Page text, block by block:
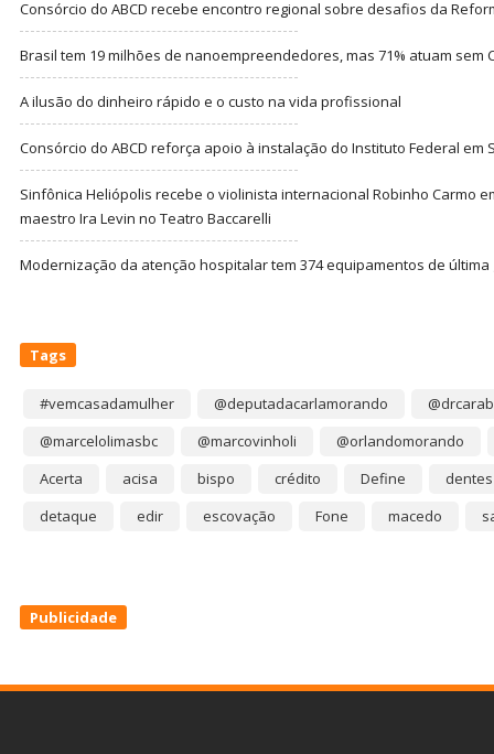
Consórcio do ABCD recebe encontro regional sobre desafios da
Brasil tem 19 milhões de nanoempreendedores, mas 71% atuam sem
A ilusão do dinheiro rápido e o custo na vida profissional
Consórcio do ABCD reforça apoio à instalação do Instituto Federal em
Sinfônica Heliópolis recebe o violinista internacional Robinho Carmo
maestro Ira Levin no Teatro Baccarelli
Modernização da atenção hospitalar tem 374 equipamentos de última
Tags
#vemcasadamulher @deputadacarlamorando
@marcelolimasbc
@marcovinholi
@orlandomorando
Acerta
acisa bispo crédito Define
dentes
detaque
edir escovação Fone macedo
Publicidade